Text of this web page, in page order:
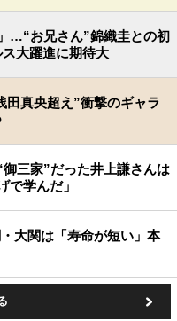
…“お兄さん”錦織圭との初
大躍進に期待大
田真央超え”衝撃のギャラ
三家”だった井上謙さんは
で学んだ」
大関は「寿命が短い」本